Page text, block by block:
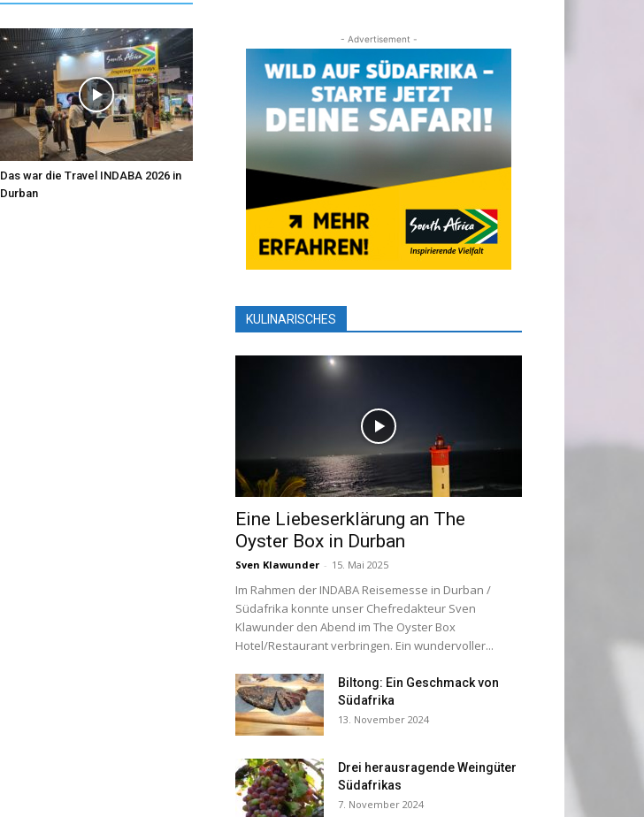
Das war die Travel INDABA 2026 in
Durban
- Advertisement -
KULINARISCHES
Eine Liebeserklärung an The
Oyster Box in Durban
Sven Klawunder - 15. Mai 2025
Im Rahmen der INDABA Reisemesse in Durban /
Südafrika konnte unser Chefredakteur Sven
Klawunder den Abend im The Oyster Box
Hotel/Restaurant verbringen. Ein wundervoller...
Biltong: Ein Geschmack von
Südafrika
13. November 2024
Drei herausragende Weingüter
Südafrikas
7. November 2024